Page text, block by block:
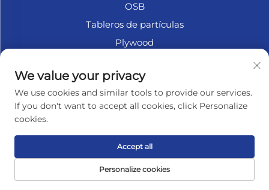
OSB
Tableros de partículas
Plywood
Fibrofácil
Accesorios
Política de privacidad
We value your privacy
We use cookies and similar tools to provide our services.
If you don't want to accept all cookies, click Personalize
cookies.
Personalize cookies
Accept all